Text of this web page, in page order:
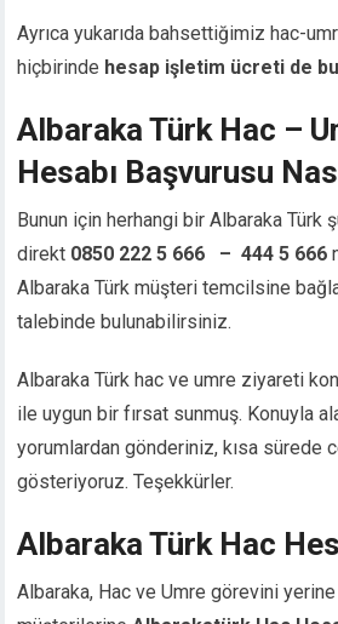
panel
panel
panel
panel
satın al
Panel
Panel
Panel
Panel
Panel
Panel
Panel
panel
sakarya
panel
Ayrıca yukarıda bahsettiğimiz hac-
hiçbirinde hesap işletim ücreti de
Albaraka Türk Hac –
Hesabı Başvurusu
Bunun için herhangi bir Albaraka
direkt 0850 222 5 666 – 444 5 666
Albaraka Türk müşteri temcilsine
talebinde bulunabilirsiniz.
Albaraka Türk hac ve umre ziyareti
ile uygun bir fırsat sunmuş. Konuyla
yorumlardan gönderiniz, kısa sürede
gösteriyoruz. Teşekkürler.
Albaraka Türk Hac
Albaraka, Hac ve Umre görevini